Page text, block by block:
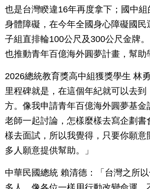
也是台灣睽違16年再度拿下；國中組
身體障礙，在今年全國身心障礙國民
子組直排輪100公尺及300公尺金牌
也推動青年百億海外圓夢計畫，幫助
2026總統教育獎高中組獲獎學生 林
里程碑就是，在這個年紀就可以去到
方。像我申請青年百億海外圓夢基金
老師一起討論，怎樣麼樣去寫企劃書
樣去面試，所以我覺得，只要你願意
多人願意提供幫助。」
中華民國總統 賴清德：「台灣之所